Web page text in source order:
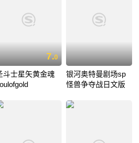
7.0
斗士星矢黄金魂
银河奥特曼剧场sp
怪兽争夺战日文版